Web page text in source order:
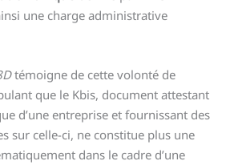
une charge administrative
témoigne de cette volonté de
que le Kbis, document attestant
d’une entreprise et fournissant des
sur celle-ci, ne constitue plus une
dans le cadre d’une